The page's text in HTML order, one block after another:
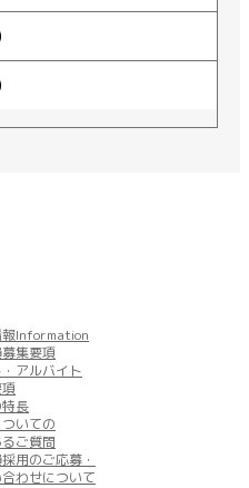
報Information
集要項
アルバイト
長
いての
ご質問
用のご応募・
わせについて